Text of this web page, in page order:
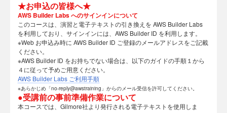
★お申込の皆様へ★
AWS Builder Labs へのサインインについて
このコースは、演習と電子テキストの引き換えを AWS Builder Labs
を利用しており、サインインには、AWS Builder ID を利用します。
※Web お申込み時に AWS Builder ID ご登録のメールアドレスをご記載
ください。
※AWS Builder ID をお持ちでない場合は、以下のガイドの手順１から
４に従って予めご用意ください。
AWS Builder Labs ご利用手順
※あらかじめ「no-reply@awstraining」からのメール受信を許可してください。
●受講前の事前準備作業について
本コースでは、Gilmore社より発行される電子テキストを使用しま